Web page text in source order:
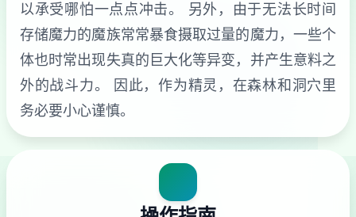
以承受哪怕一点点冲击。 另外，由于无法长时间
存储魔力的魔族常常暴食摄取过量的魔力，一些个
体也时常出现失真的巨大化等异变，并产生意料之
外的战斗力。 因此，作为精灵，在森林和洞穴里
务必要小心谨慎。